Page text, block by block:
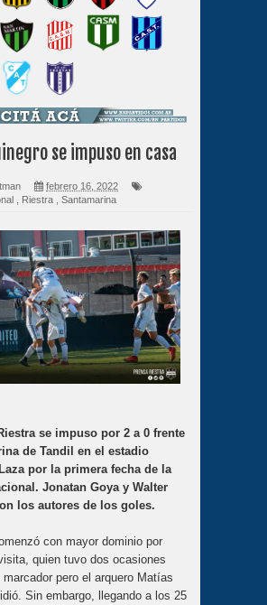
se impuso en casa
febrero 16, 2022
Riestra Santamarina
se impuso por 2 a 0 frente
de Tandil en el estadio
por la primera fecha de la
Jonatan Goya y Walter
los autores de los goles.
con mayor dominio por
quien tuvo dos ocasiones
marcador pero el arquero Matías
Sin embargo, llegando a los 25